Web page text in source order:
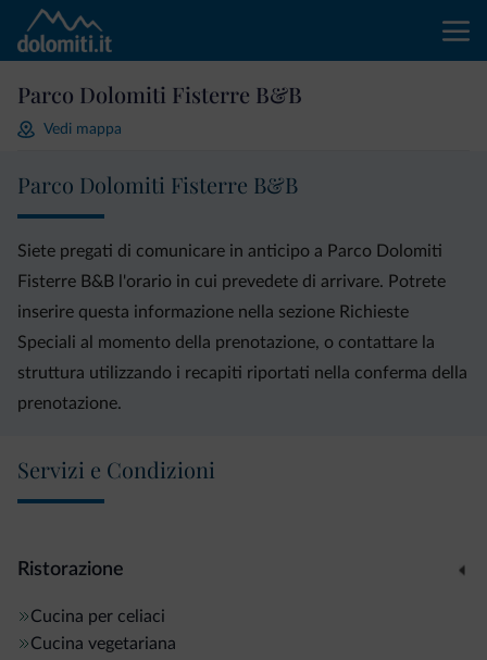
Parco Dolomiti Fisterre B&B
Vedi mappa
Parco Dolomiti Fisterre B&B
Siete pregati di comunicare in anticipo a Parco Dolomiti
Fisterre B&B l'orario in cui prevedete di arrivare. Potrete
inserire questa informazione nella sezione Richieste
Speciali al momento della prenotazione, o contattare la
struttura utilizzando i recapiti riportati nella conferma della
prenotazione.
Servizi e Condizioni
Ristorazione
Cucina per celiaci
Cucina vegetariana